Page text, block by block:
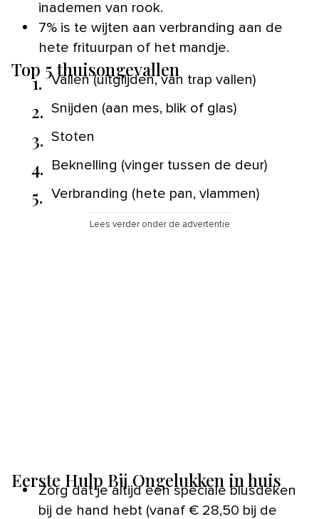
inademen van rook.
7% is te wijten aan verbranding aan de
hete frituurpan of het mandje.
Top 5 thuisongevallen
1. Vallen (uitglijden, van trap vallen)
2. Snijden (aan mes, blik of glas)
3. Stoten
4. Beknelling (vinger tussen de deur)
5. Verbranding (hete pan, vlammen)
Lees verder onder de advertentie
Eerste Hulp Bij Ongelukken in huis
Zorg dat je altijd een speciale blusdeken
bij de hand hebt (vanaf € 28,50 bij de